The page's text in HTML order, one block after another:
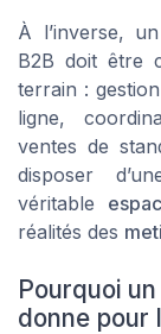
À l’inverse, un
B2B doit être
terrain :
ligne,
ventes de
disposer
véritable
réalités des
Pourquoi
donne pour